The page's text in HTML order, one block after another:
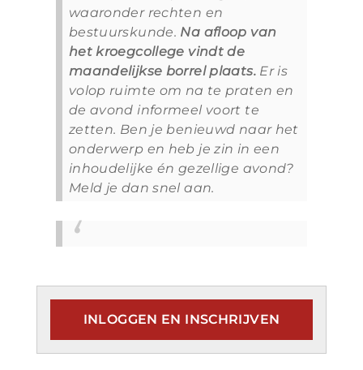
waaronder rechten en
bestuurskunde. Na afloop van
het kroegcollege vindt de
maandelijkse borrel plaats.Er is
volop ruimte om na te praten en
de avond informeel voort te
zetten. Ben je benieuwd naar het
onderwerp en heb je zin in een
inhoudelijke én gezellige avond?
Meld je dan snel aan.
INLOGGEN EN INSCHRIJVEN